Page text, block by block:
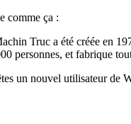
comme ça :
Truc a été créée en
personnes, et fabrique
un nouvel utilisateur de